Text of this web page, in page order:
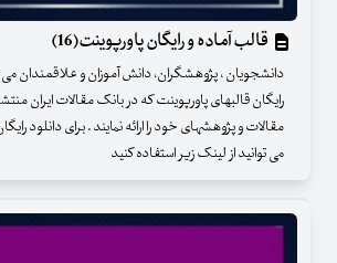
قالب آماده و رایگان پاورپوینت(16)
دانشجویان ، پژوهشگران، دانش آموزان و علاقمندان می
رایگان قالبهای پاورپوینت که در بانک مقالات ایران
مقالات و پژوهشهای خود را ارائه نمایند . برای دانلود
می توانید از لینک زیر استفاده کنید